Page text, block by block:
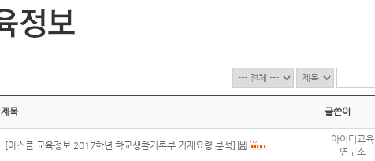
제목 글쓴이
[아스플 교육정보 2017학년 학교생활기록부 기재요령 분석]
아이디교육
연구소